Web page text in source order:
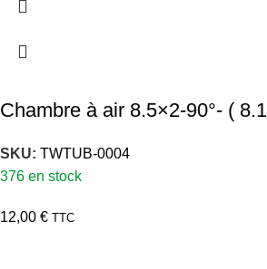
Chambre à air 8.5×2-90°- (
SKU: TWTUB-0004
376 en stock
12,00 € TTC